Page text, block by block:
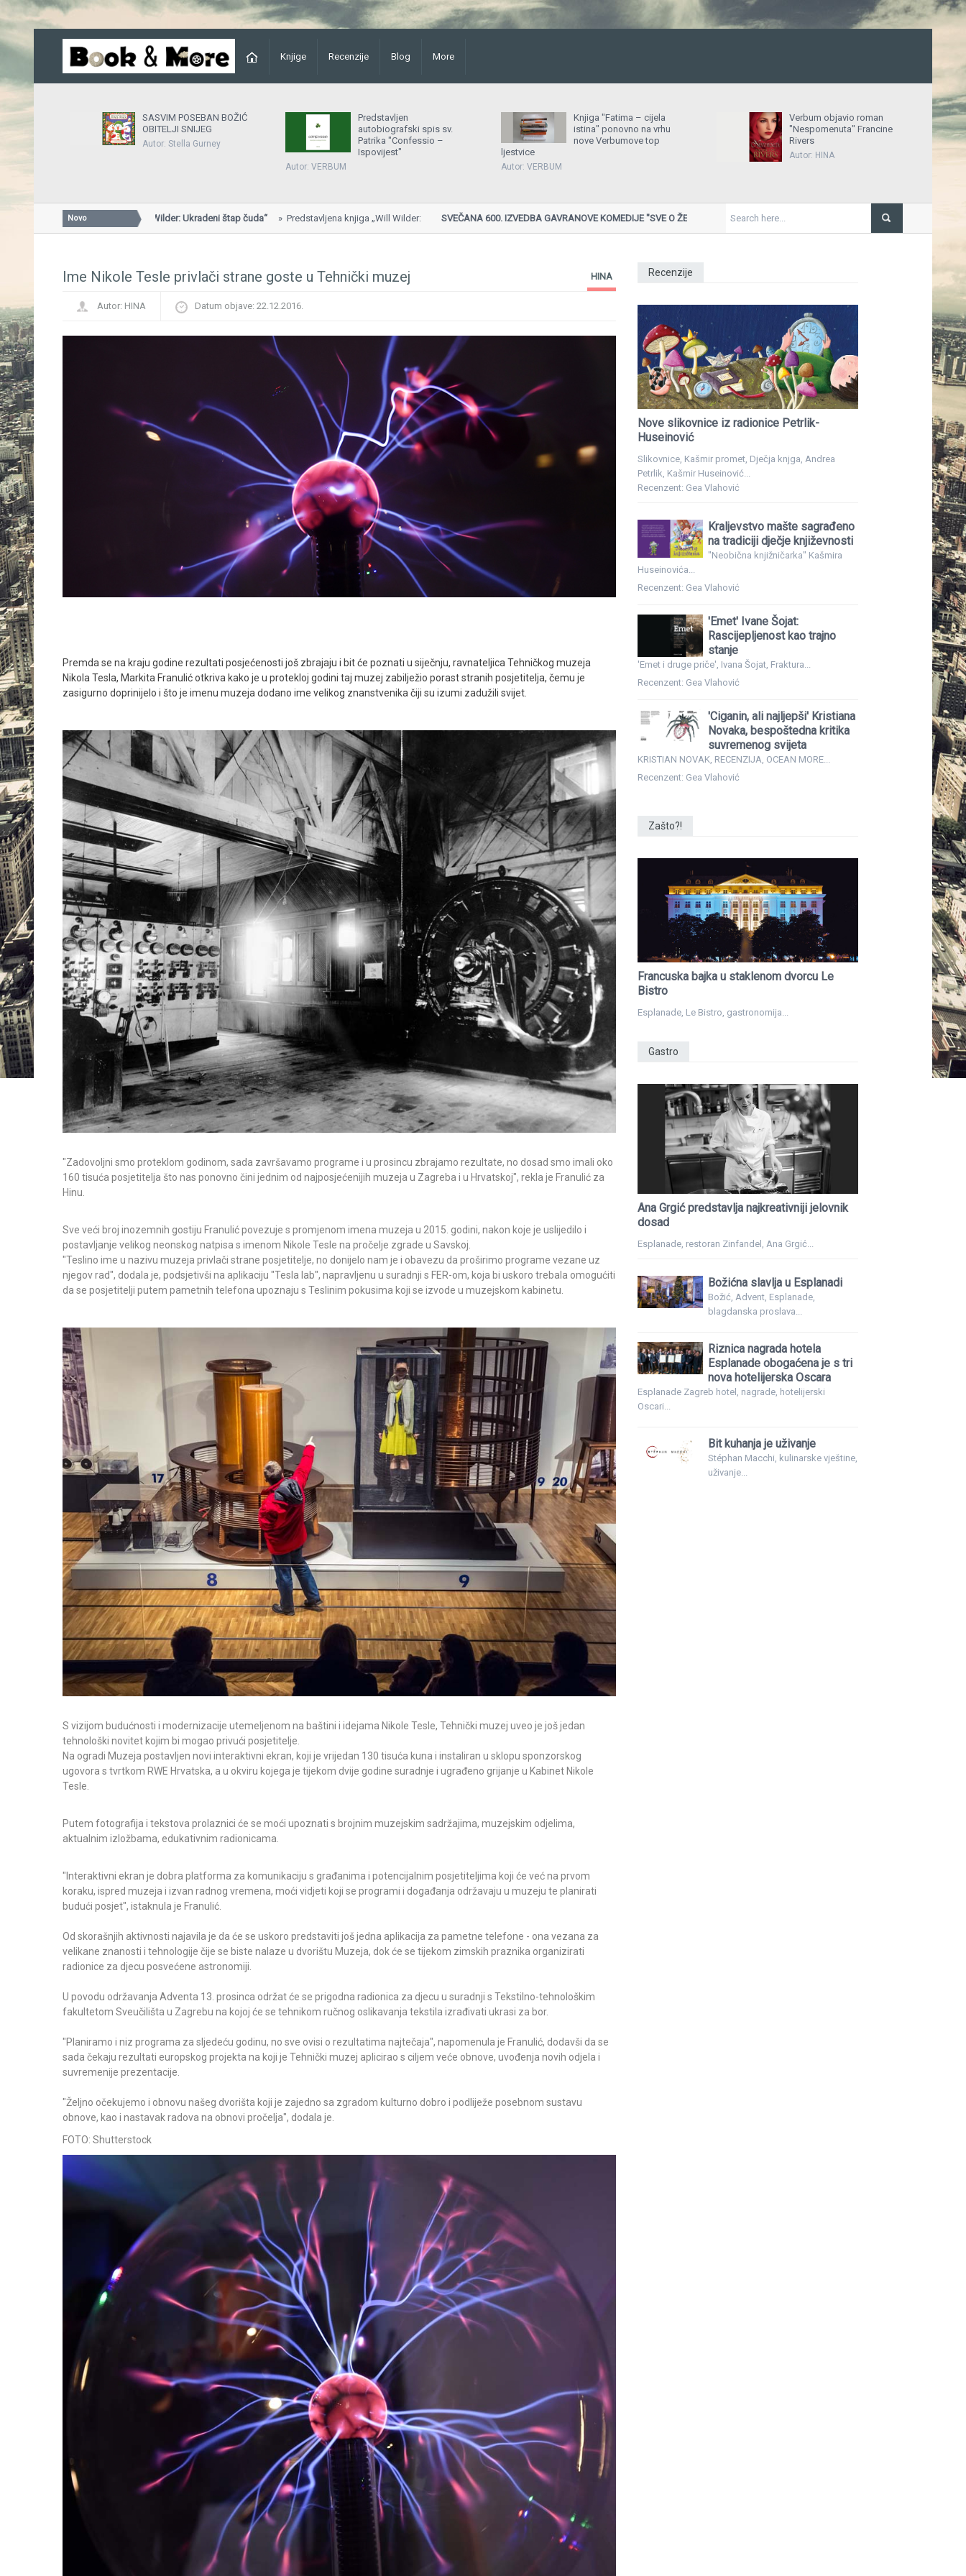
Knjige Recenzije Blog More
SASVIM POSEBAN BOŽIĆ
OBITELJI SNIJEG
Autor: Stella Gurney
Predstavljen
autobiografski spis sv.
Patrika "Confessio –
Ispovijest"
Autor: VERBUM
Knjiga "Fatima – cijela
istina" ponovno na vrhu
nove Verbumove top
ljestvice
Autor: VERBUM
Verbum objavio roman
"Nespomenuta" Francine
Rivers
Autor: HINA
Novo
Predstavljena knjiga „Will Wilder: Ukradeni štap čuda“
Predstavljena knjiga „Will Wilder:
Ukradeni štap čuda“...
SVEČANA 600. IZVEDBA GAVRANOVE KOMEDIJE "SVE O ŽENAMA" U KRAKOVU
Miro
Gavran, Teatar Ludowy, Poljska...
Ožujak u HNK Zagreb donosi
Ime Nikole Tesle privlači strane goste u Tehnički muzej HINA
Autor: HINA Datum objave: 22.12.2016.
Premda se na kraju godine rezultati posjećenosti još zbrajaju i bit će poznati u siječnju, ravnateljica Tehničkog muzeja
Nikola Tesla, Markita Franulić otkriva kako je u protekloj godini taj muzej zabilježio porast stranih posjetitelja, čemu je
zasigurno doprinijelo i što je imenu muzeja dodano ime velikog znanstvenika čiji su izumi zadužili svijet.
"Zadovoljni smo proteklom godinom, sada završavamo programe i u prosincu zbrajamo rezultate, no dosad smo imali oko
160 tisuća posjetitelja što nas ponovno čini jednim od najposjećenijih muzeja u Zagreba i u Hrvatskoj", rekla je Franulić za
Hinu.
Sve veći broj inozemnih gostiju Franulić povezuje s promjenom imena muzeja u 2015. godini, nakon koje je uslijedilo i
postavljanje velikog neonskog natpisa s imenom Nikole Tesle na pročelje zgrade u Savskoj.
"Teslino ime u nazivu muzeja privlači strane posjetitelje, no donijelo nam je i obavezu da proširimo programe vezane uz
njegov rad", dodala je, podsjetivši na aplikaciju "Tesla lab", napravljenu u suradnji s FER-om, koja bi uskoro trebala omogućiti
da se posjetitelji putem pametnih telefona upoznaju s Teslinim pokusima koji se izvode u muzejskom kabinetu.
S vizijom budućnosti i modernizacije utemeljenom na baštini i idejama Nikole Tesle, Tehnički muzej uveo je još jedan
tehnološki novitet kojim bi mogao privući posjetitelje.
Na ogradi Muzeja postavljen novi interaktivni ekran, koji je vrijedan 130 tisuća kuna i instaliran u sklopu sponzorskog
ugovora s tvrtkom RWE Hrvatska, a u okviru kojega je tijekom dvije godine suradnje i ugrađeno grijanje u Kabinet Nikole
Tesle.
Putem fotografija i tekstova prolaznici će se moći upoznati s brojnim muzejskim sadržajima, muzejskim odjelima,
aktualnim izložbama, edukativnim radionicama.
"Interaktivni ekran je dobra platforma za komunikaciju s građanima i potencijalnim posjetiteljima koji će već na prvom
koraku, ispred muzeja i izvan radnog vremena, moći vidjeti koji se programi i događanja održavaju u muzeju te planirati
budući posjet", istaknula je Franulić.
Od skorašnjih aktivnosti najavila je da će se uskoro predstaviti još jedna aplikacija za pametne telefone - ona vezana za
velikane znanosti i tehnologije čije se biste nalaze u dvorištu Muzeja, dok će se tijekom zimskih praznika organizirati
radionice za djecu posvećene astronomiji.
U povodu održavanja Adventa 13. prosinca održat će se prigodna radionica za djecu u suradnji s Tekstilno-tehnološkim
fakultetom Sveučilišta u Zagrebu na kojoj će se tehnikom ručnog oslikavanja tekstila izrađivati ukrasi za bor.
"Planiramo i niz programa za sljedeću godinu, no sve ovisi o rezultatima najtečaja", napomenula je Franulić, dodavši da se
sada čekaju rezultati europskog projekta na koji je Tehnički muzej aplicirao s ciljem veće obnove, uvođenja novih odjela i
suvremenije prezentacije.
"Željno očekujemo i obnovu našeg dvorišta koji je zajedno sa zgradom kulturno dobro i podliježe posebnom sustavu
obnove, kao i nastavak radova na obnovi pročelja", dodala je.
FOTO: Shutterstock
Recenzije
Nove slikovnice iz radionice Petrlik-
Huseinović
Slikovnice, Kašmir promet, Dječja knjga, Andrea
Petrlik, Kašmir Huseinović...
Recenzent: Gea Vlahović
Kraljevstvo mašte sagrađeno
na tradiciji dječje književnosti
"Neobična knjižničarka" Kašmira
Huseinovića...
Recenzent: Gea Vlahović
'Emet' Ivane Šojat:
Rascijepljenost kao trajno
stanje
'Emet i druge priče', Ivana Šojat, Fraktura...
Recenzent: Gea Vlahović
'Ciganin, ali najljepši' Kristiana
Novaka, bespoštedna kritika
suvremenog svijeta
KRISTIAN NOVAK, RECENZIJA, OCEAN MORE...
Recenzent: Gea Vlahović
Zašto?!
Francuska bajka u staklenom dvorcu Le
Bistro
Esplanade, Le Bistro, gastronomija...
Gastro
Ana Grgić predstavlja najkreativniji jelovnik
dosad
Esplanade, restoran Zinfandel, Ana Grgić...
Božićna slavlja u Esplanadi
Božić, Advent, Esplanade,
blagdanska proslava...
Riznica nagrada hotela
Esplanade obogaćena je s tri
nova hotelijerska Oscara
Esplanade Zagreb hotel, nagrade, hotelijerski
Oscari...
Bit kuhanja je uživanje
Stéphan Macchi, kulinarske vještine,
uživanje...